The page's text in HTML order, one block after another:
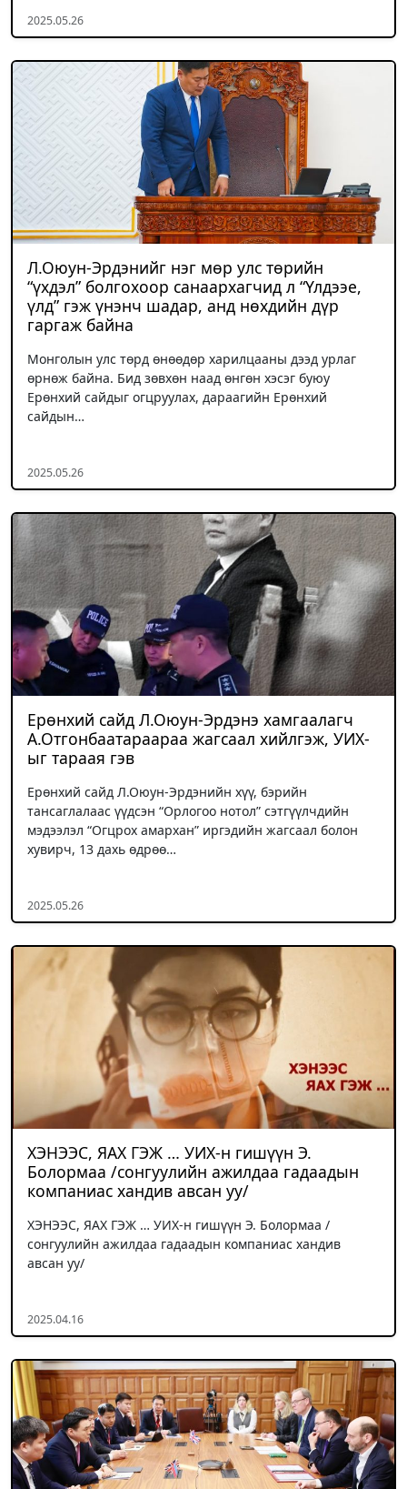
2025.05.26
Л.Оюун-Эрдэнийг нэг мөр улс төрийн
“үхдэл” болгохоор санаархагчид л “Үлдээе,
үлд” гэж үнэнч шадар, анд нөхдийн дүр
гаргаж байна
Монголын улс төрд өнөөдөр харилцааны дээд урлаг
өрнөж байна. Бид зөвхөн наад өнгөн хэсэг буюу
Ерөнхий сайдыг огцруулах, дараагийн Ерөнхий
сайдын…
2025.05.26
Ерөнхий сайд Л.Оюун-Эрдэнэ хамгаалагч
А.Отгонбаатараараа жагсаал хийлгэж, УИХ-
ыг тараая гэв
Ерөнхий сайд Л.Оюун-Эрдэнийн хүү, бэрийн
тансаглалаас үүдсэн “Орлогоо нотол” сэтгүүлчдийн
мэдээлэл “Огцрох амархан” иргэдийн жагсаал болон
хувирч, 13 дахь өдрөө…
2025.05.26
ХЭНЭЭС, ЯАХ ГЭЖ … УИХ-н гишүүн Э.
Болормаа /сонгуулийн ажилдаа гадаадын
компаниас хандив авсан уу/
ХЭНЭЭС, ЯАХ ГЭЖ … УИХ-н гишүүн Э. Болормаа /
сонгуулийн ажилдаа гадаадын компаниас хандив
авсан уу/
2025.04.16